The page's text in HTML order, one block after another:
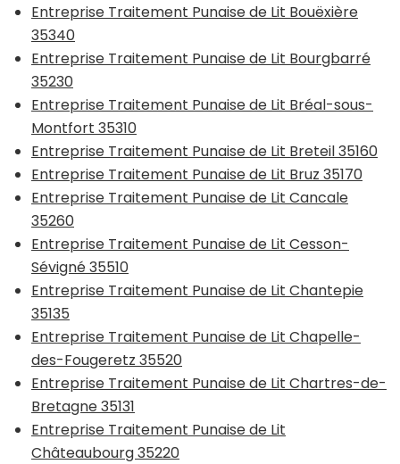
Entreprise Traitement Punaise de Lit Bouëxière
35340
Entreprise Traitement Punaise de Lit Bourgbarré
35230
Entreprise Traitement Punaise de Lit Bréal-sous-
Montfort 35310
Entreprise Traitement Punaise de Lit Breteil 35160
Entreprise Traitement Punaise de Lit Bruz 35170
Entreprise Traitement Punaise de Lit Cancale
35260
Entreprise Traitement Punaise de Lit Cesson-
Sévigné 35510
Entreprise Traitement Punaise de Lit Chantepie
35135
Entreprise Traitement Punaise de Lit Chapelle-
des-Fougeretz 35520
Entreprise Traitement Punaise de Lit Chartres-de-
Bretagne 35131
Entreprise Traitement Punaise de Lit
Châteaubourg 35220